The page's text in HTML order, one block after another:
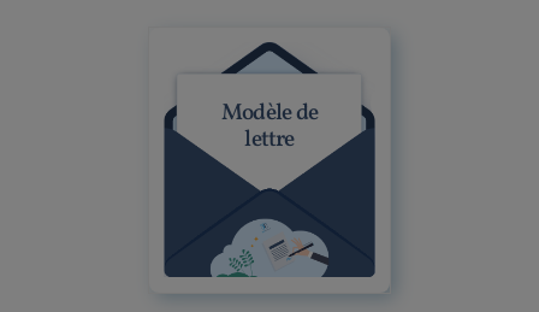
Modèle de
lettre